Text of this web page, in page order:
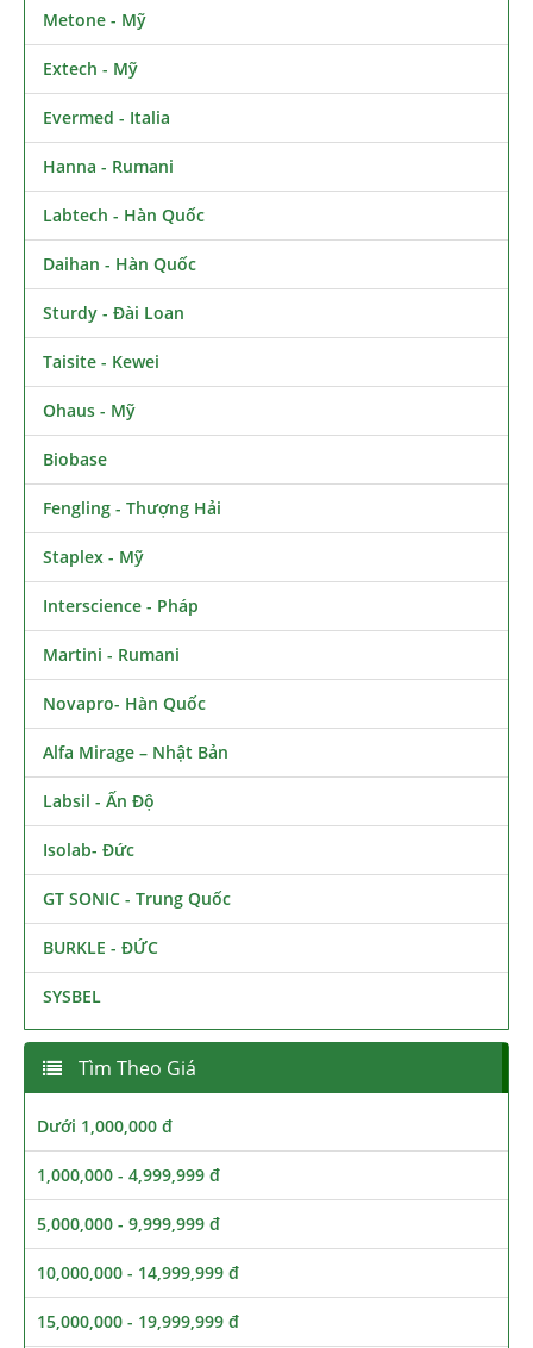
Metone - Mỹ
Extech - Mỹ
Evermed - Italia
Hanna - Rumani
Labtech - Hàn Quốc
Daihan - Hàn Quốc
Sturdy - Đài Loan
Taisite - Kewei
Ohaus - Mỹ
Biobase
Fengling - Thượng Hải
Staplex - Mỹ
Interscience - Pháp
Martini - Rumani
Novapro- Hàn Quốc
Alfa Mirage – Nhật Bản
Labsil - Ấn Độ
Isolab- Đức
GT SONIC - Trung Quốc
BURKLE - ĐỨC
SYSBEL
Tìm Theo Giá
Dưới 1,000,000 đ
1,000,000 - 4,999,999 đ
5,000,000 - 9,999,999 đ
10,000,000 - 14,999,999 đ
15,000,000 - 19,999,999 đ